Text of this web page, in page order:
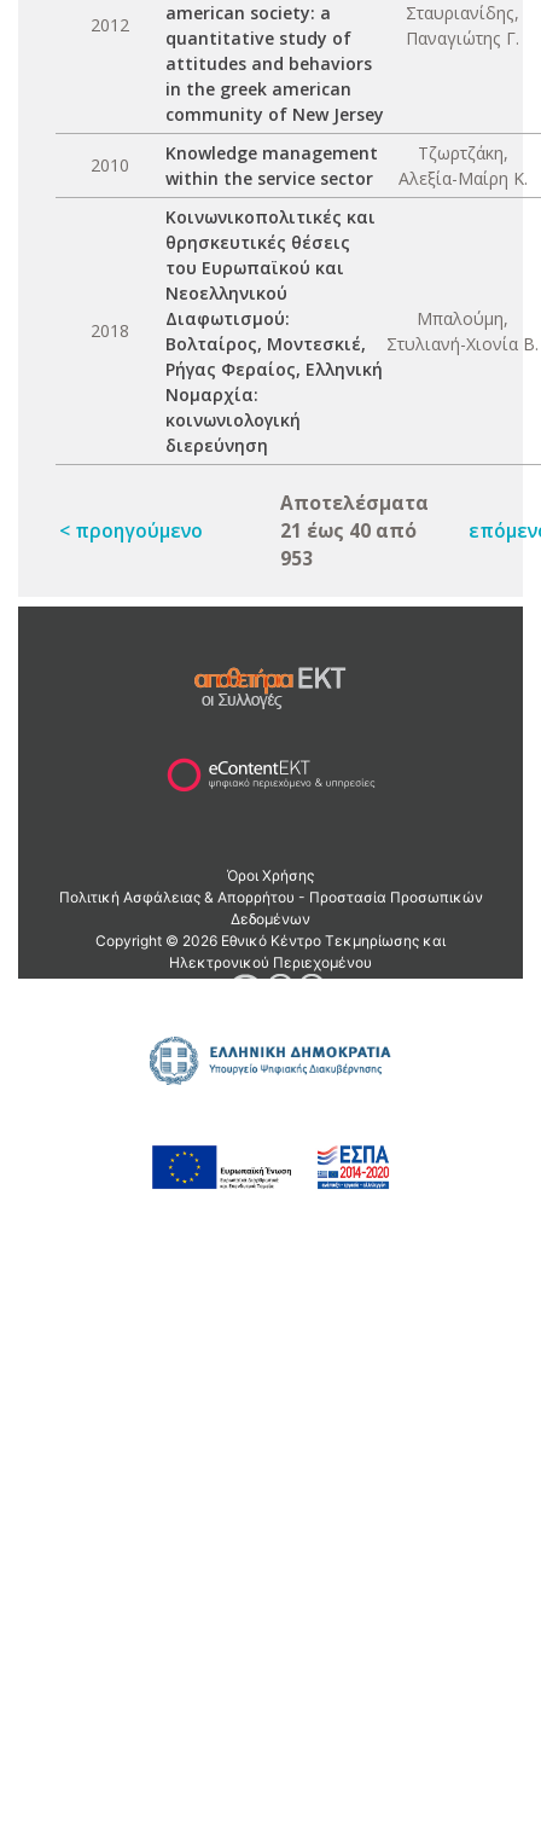
2012
american society: a
quantitative study of
attitudes and behaviors
in the greek american
community of New Jersey
Σταυριανίδης,
Παναγιώτης Γ.
2010
Knowledge management
within the service sector
Τζωρτζάκη,
Αλεξία-Μαίρη Κ.
2018
Kοινωνικοπολιτικές και
θρησκευτικές θέσεις
του Eυρωπαϊκού και
Nεοελληνικού
Διαφωτισμού:
Βολταίρος, Μοντεσκιέ,
Ρήγας Φεραίος, Ελληνική
Νομαρχία:
κοινωνιολογική
διερεύνηση
Μπαλούμη,
Στυλιανή-Χιονία Β.
< προηγούμενο
Αποτελέσματα
21 έως 40 από
953